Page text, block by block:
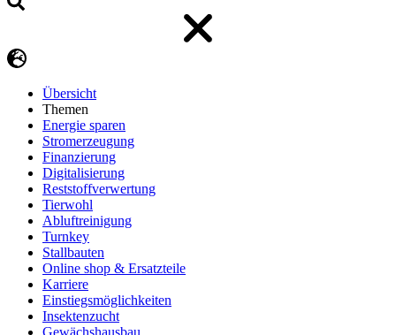
Übersicht
Themen
Energie sparen
Stromerzeugung
Finanzierung
Digitalisierung
Reststoffverwertung
Tierwohl
Abluftreinigung
Turnkey
Stallbauten
Online shop & Ersatzteile
Karriere
Einstiegsmöglichkeiten
Insektenzucht